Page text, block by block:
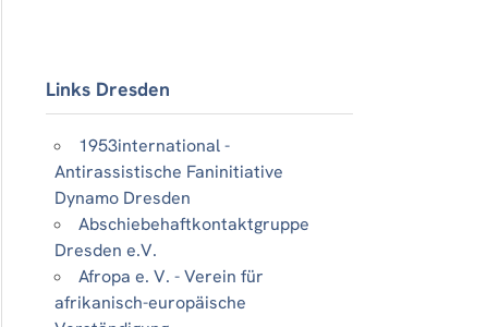
Links Dresden
1953international -
Antirassistische Faninitiative
Dynamo Dresden
Abschiebehaftkontaktgruppe
Dresden e.V.
Afropa e. V. - Verein für
afrikanisch-europäische